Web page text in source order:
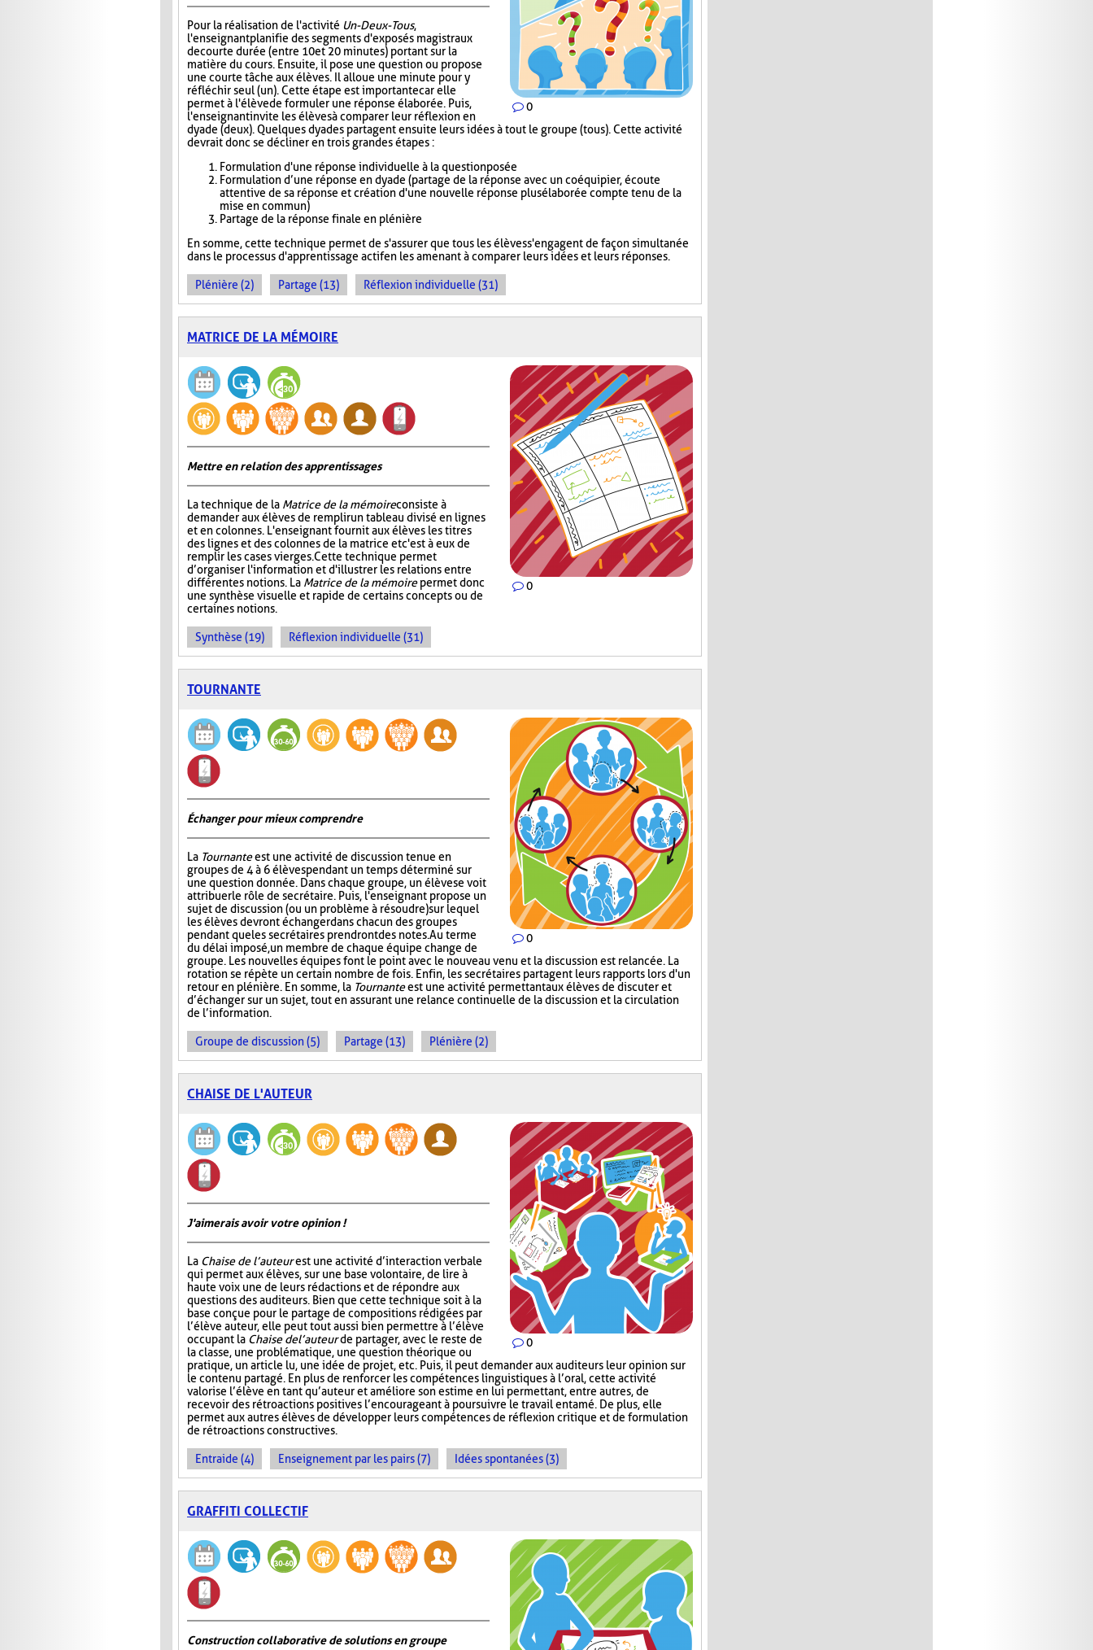
0
Pour la réalisation de l'activité Un-Deux-Tous,
l'enseignant planifie des segments d'exposés magistraux
de courte durée (entre 10 et 20 minutes) portant sur la
matière du cours. Ensuite, il pose une question ou propose
une courte tâche aux élèves. Il alloue une minute pour y
réfléchir seul (un). Cette étape est importante car elle
permet à l'élève de formuler une réponse élaborée. Puis,
l'enseignant invite les élèves à comparer leur réflexion en
dyade (deux). Quelques dyades partagent ensuite leurs idées à tout le groupe (tous). Cette activité
devrait donc se décliner en trois grandes étapes :
Formulation d'une réponse individuelle à la question posée
Formulation d’une réponse en dyade (partage de la réponse avec un coéquipier, écoute
attentive de sa réponse et création d'une nouvelle réponse plus élaborée compte tenu de la
mise en commun)
Partage de la réponse finale en plénière
En somme, cette technique permet de s'assurer que tous les élèves s'engagent de façon simultanée
dans le processus d'apprentissage actif en les amenant à comparer leurs idées et leurs réponses.
Plénière (2) Partage (13) Réflexion individuelle (31)
MATRICE DE LA MÉMOIRE
0
Mettre en relation des apprentissages
La technique de la Matrice de la mémoireconsiste à
demander aux élèves de remplir un tableau divisé en lignes
et en colonnes. L'enseignant fournit aux élèves les titres
des lignes et des colonnes de la matrice et c'est à eux de
remplir les cases vierges. Cette technique permet
d’organiser l'information et d'illustrer les relations entre
différentes notions. La Matrice de la mémoirepermet donc
une synthèse visuelle et rapide de certains concepts ou de
certaines notions.
Synthèse (19) Réflexion individuelle (31)
TOURNANTE
0
Échanger pour mieux comprendre
La Tournanteest une activité de discussion tenue en
groupes de 4 à 6 élèves pendant un temps déterminé sur
une question donnée. Dans chaque groupe, un élève se voit
attribuer le rôle de secrétaire. Puis, l'enseignant propose un
sujet de discussion (ou un problème à résoudre) sur lequel
les élèves devront échanger dans chacun des groupes
pendant que les secrétaires prendront des notes. Au terme
du délai imposé, un membre de chaque équipe change de
groupe. Les nouvelles équipes font le point avec le nouveau venu et la discussion est relancée. La
rotation se répète un certain nombre de fois. Enfin, les secrétaires partagent leurs rapports lors d'un
retour en plénière. En somme, la Tournanteest une activité permettant aux élèves de discuter et
d’échanger sur un sujet, tout en assurant une relance continuelle de la discussion et la circulation
de l’information.
Groupe de discussion (5) Partage (13) Plénière (2)
CHAISE DE L'AUTEUR
0
J'aimerais avoir votre opinion !
La Chaise de l’auteurest une activité d’interaction verbale
qui permet aux élèves, sur une base volontaire, de lire à
haute voix une de leurs rédactions et de répondre aux
questions des auditeurs. Bien que cette technique soit à la
base conçue pour le partage de compositions rédigées par
l’élève auteur, elle peut tout aussi bien permettre à l’élève
occupant la Chaise de l’auteurde partager, avec le reste de
la classe, une problématique, une question théorique ou
pratique, un article lu, une idée de projet, etc. Puis, il peut demander aux auditeurs leur opinion sur
le contenu partagé. En plus de renforcer les compétences linguistiques à l’oral, cette activité
valorise l’élève en tant qu’auteur et améliore son estime en lui permettant, entre autres, de
recevoir des rétroactions positives l’encourageant à poursuivre le travail entamé. De plus, elle
permet aux autres élèves de développer leurs compétences de réflexion critique et de formulation
de rétroactions constructives.
Entraide (4) Enseignement par les pairs (7) Idées spontanées (3)
GRAFFITI COLLECTIF
Construction collaborative de solutions en groupe